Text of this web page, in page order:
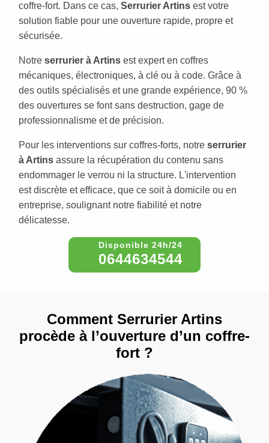
coffre-fort. Dans ce cas, Serrurier Artins est votre
solution fiable pour une ouverture rapide, propre et
sécurisée.
Notre serrurier à Artins est expert en coffres
mécaniques, électroniques, à clé ou à code. Grâce à
des outils spécialisés et une grande expérience, 90 %
des ouvertures se font sans destruction, gage de
professionnalisme et de précision.
Pour les interventions sur coffres-forts, notre serrurier
à Artins assure la récupération du contenu sans
endommager le verrou ni la structure. L'intervention
est discrète et efficace, que ce soit à domicile ou en
entreprise, soulignant notre fiabilité et notre
délicatesse.
0644634544
Comment Serrurier Artins
procède à l’ouverture d’un coffre-
fort ?